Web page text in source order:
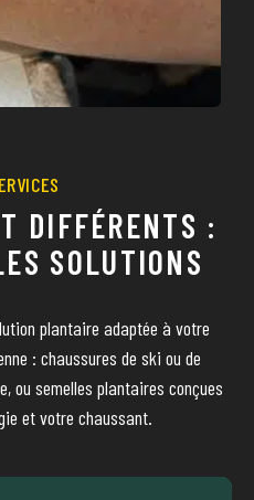
DIFFÉRENTS :
SOLUTIONS
plantaire adaptée à votre
: chaussures de ski ou de
ou semelles plantaires conçues
et votre chaussant.